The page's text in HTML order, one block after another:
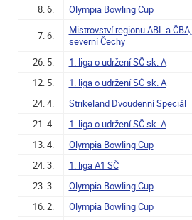
8. 6. Olympia Bowling Cup
7. 6.
Mistrovství regionu ABL a ČBA,
severní Čechy
26. 5. 1. liga o udržení SČ sk. A
12. 5.
1. liga o udržení SČ sk. A
24. 4.
Strikeland Dvoudenní Speciál
21. 4.
1. liga o udržení SČ sk. A
13. 4.
Olympia Bowling Cup
24. 3.
1. liga A1 SČ
23. 3.
Olympia Bowling Cup
16. 2.
Olympia Bowling Cup